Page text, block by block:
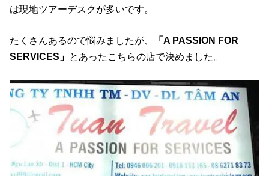
は現地ツアーデスクが多いです。
たくさんあるので悩みましたが、
「A PASSION FOR
SERVICES」 とあったこちらの店で決めました。